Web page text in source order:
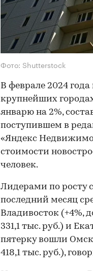
Фото: Shutterstock
В феврале 2024
крупнейших
январю на 2%,
поступившем в
«Яндекс
стоимости
человек.
Лидерами по росту
последний месяц
Владивосток (+4%,
331,1 тыс. руб.) и
пятерку вошли Омск
418,1 тыс. руб.),